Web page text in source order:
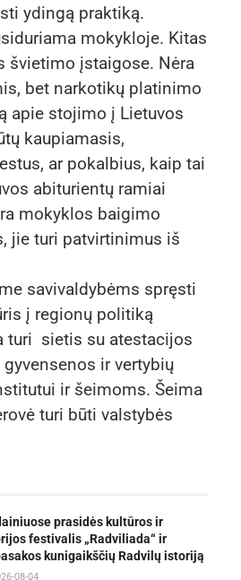
ydingą praktiką.
mokykloje. Kitas
švietimo įstaigose. Nėra
bet narkotikų platinimo
apie stojimo į Lietuvos
kaupiamasis,
ar pokalbius, kaip tai
abiturientų ramiai
mokyklos baigimo
jie turi patvirtinimus iš
savivaldybėms spręsti
į regionų politiką
turi sietis su atestacijos
ir vertybių
ir šeimoms. Šeima
turi būti valstybės
prasidės kultūros ir
festivalis „Radviliada“ ir
kunigaikščių Radvilų istoriją
08-04